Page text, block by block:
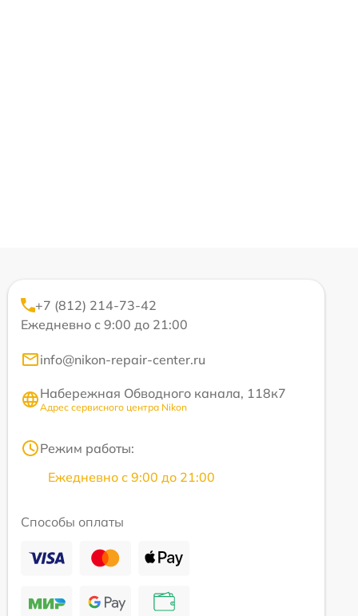
+7 (812) 214-73-42
Ежедневно с 9:00 до 21:00
info@nikon-repair-center.ru
Набережная Обводного канала, 118к7
Адрес сервисного центра Nikon
Режим работы:
Ежедневно с 9:00 до 21:00
Способы оплаты